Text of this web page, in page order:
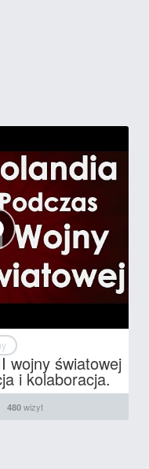
wojny światowej
i kolaboracja.
480 wizyt